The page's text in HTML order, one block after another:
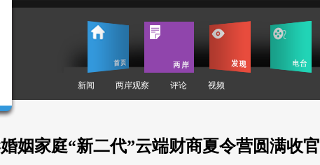
新闻 两岸观察 评论 视频
姻家庭“新二代”云端财商夏令营圆满收官